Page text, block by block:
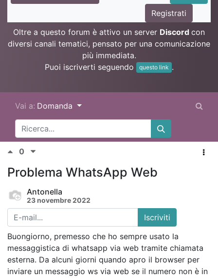
Registrati
Oltre a questo forum è attivo un server Discord con
diversi canali tematici, pensato per una comunicazione
più immediata.
Puoi iscriverti seguendo
questo link .
Vai a: Domanda
0
Problema WhatsApp Web
Antonella
23 novembre 2022
Iscriviti
Buongiorno, premesso che ho sempre usato la
messaggistica di whatsapp via web tramite chiamata
esterna. Da alcuni giorni quando apro il browser per
inviare un messaggio ws via web se il numero non è in